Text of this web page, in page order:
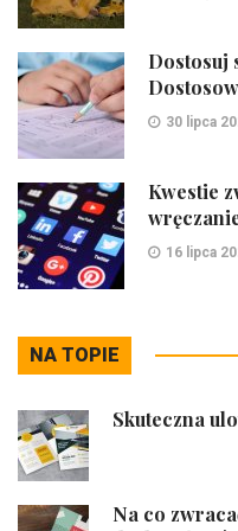
Dostosuj
30 lipca
Kwestie
16 lipca
NA TOPIE
Skuteczna
Na co